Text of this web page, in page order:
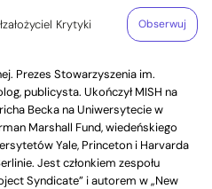
Krytyki
Obserwuj
Prezes Stowarzyszenia im.
publicysta. Ukończył MISH na
Becka na Uniwersytecie w
Marshall Fund, wiedeńskiego
Yale, Princeton i Harvarda
Jest członkiem zespołu
Syndicate” i autorem w „New